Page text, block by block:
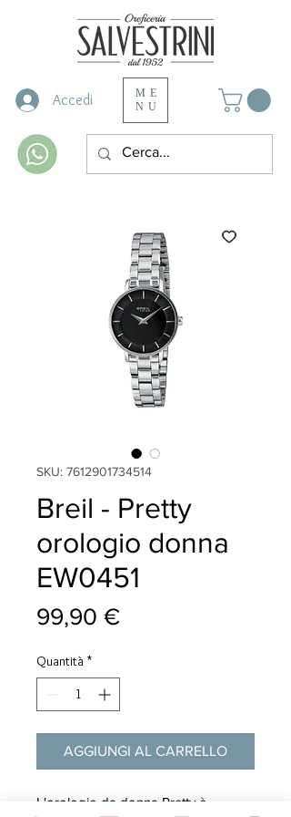
Accedi
ME
NU
SKU: 7612901734514
Breil - Pretty
orologio donna
EW0451
99,90 €Prezzo
Quantità *
AGGIUNGI AL CARRELLO
L'orologio da donna Pretty è